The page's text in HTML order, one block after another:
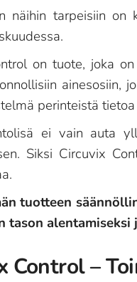
näihin tarpeisiin
on tuote, joka
ainesosiin,
perinteistä
ei vain auta
Siksi Circuvix
tuotteen
tason alentamiseksi
Control –